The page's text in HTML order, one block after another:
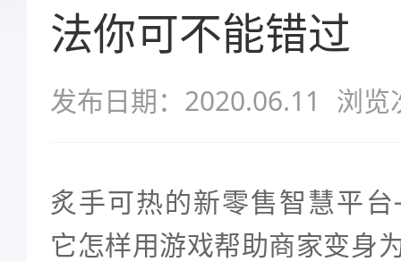
法你可不能错过
发布日期：2020.06.11 浏览
炙手可热的新零售智慧平台
它怎样用游戏帮助商家变身